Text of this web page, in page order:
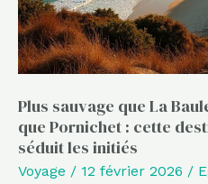
Plus sauvage que La
que Pornichet : cette
séduit les initiés
Voyage / 12 février 2026 /
que
Pornichet
:
cette
destination
atlantique